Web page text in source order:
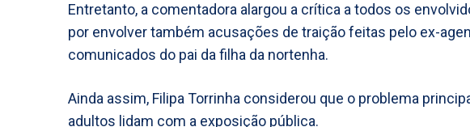
Entretanto, a comentadora alargou a crítica a todos os
por envolver também acusações de traição feitas pelo ex-
comunicados do pai da filha da nortenha.
Ainda assim, Filipa Torrinha considerou que o problema
adultos lidam com a exposição pública.